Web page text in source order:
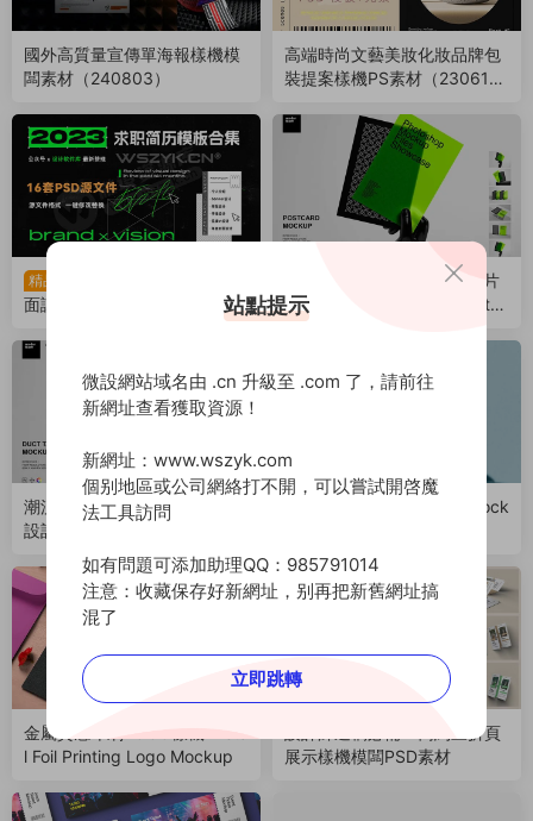
國外高質量宣傳單海報樣機模
闆素材（240803）
高端時尚文藝美妝化妝品牌包
裝提案樣機PS素材（23061
精品
面試簡曆PSD模闆樣機素材，
助你找到好工作（230216）
高級極簡半透明文創VI明信片
海報PSD設計展示樣機 Postca
rd Mockup Set（221024）
潮流時尚文創半透明logo膠帶
設計貼圖ps樣機模闆素材 Duc
t Tape Mockup Set（22102
4）
書籍包裝樣機模型 Book Mock
金屬質感印刷LOGO樣機 Meta
l Foil Printing Logo Mockup
設計師過稿必備！簡約三折頁
展示樣機模闆PSD素材
站點提示
微設網站域名由 .cn 升級至 .com 了，請前往
新網址查看獲取資源！
新網址：www.wszyk.com
個别地區或公司網絡打不開，可以嘗試開啓魔
法工具訪問
如有問題可添加助理QQ：985791014
注意：收藏保存好新網址，别再把新舊網址搞
混了
立即跳轉